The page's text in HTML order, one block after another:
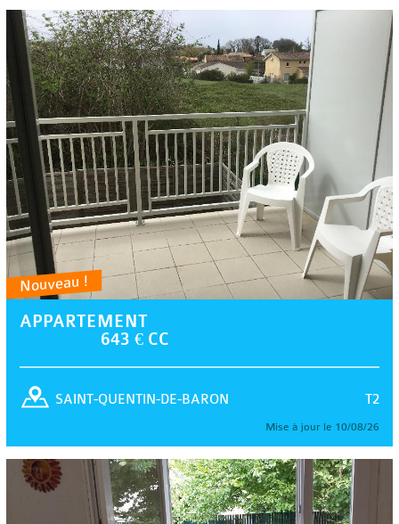
Nouveau !
APPARTEMENT
643 € CC
T2
SAINT-QUENTIN-DE-BARON
Mise à jour le 10/08/26